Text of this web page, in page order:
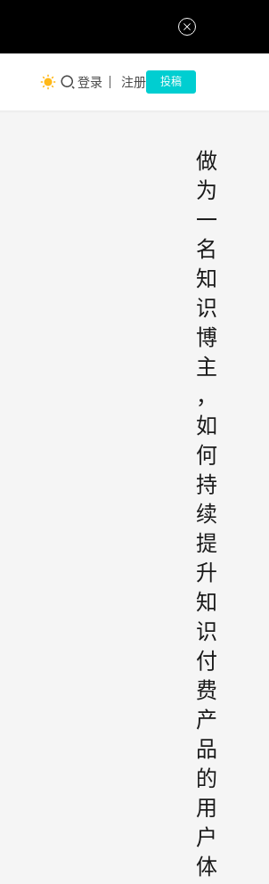
登录 注册 投稿
做
为
一
名
知
识
博
主
，
如
何
持
续
提
升
知
识
付
费
产
品
的
用
户
体